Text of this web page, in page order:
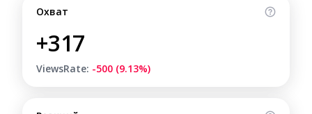
Охват
+317
ViewsRate: -500 (9.13%)